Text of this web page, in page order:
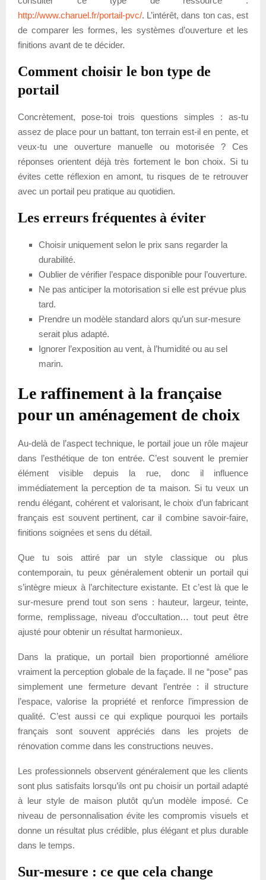
http://www.charuel.fr/portail-pvc/. L’intérêt, dans ton cas, est
de comparer les formes, les systèmes d’ouverture et les
finitions avant de te décider.
Comment choisir le bon type de
portail
Concrètement, pose-toi trois questions simples : as-tu
assez de place pour un battant, ton terrain est-il en pente, et
veux-tu une ouverture manuelle ou motorisée ? Ces
réponses orientent déjà très fortement le bon choix. Si tu
évites cette réflexion en amont, tu risques de te retrouver
avec un portail peu pratique au quotidien.
Les erreurs fréquentes à éviter
Choisir uniquement selon le prix sans regarder la
durabilité.
Oublier de vérifier l’espace disponible pour l’ouverture.
Ne pas anticiper la motorisation si elle est prévue plus
tard.
Prendre un modèle standard alors qu’un sur-mesure
serait plus adapté.
Ignorer l’exposition au vent, à l’humidité ou au sel
marin.
Le raffinement à la française
pour un aménagement de choix
Au-delà de l’aspect technique, le portail joue un rôle majeur
dans l’esthétique de ton entrée. C’est souvent le premier
élément visible depuis la rue, donc il influence
immédiatement la perception de ta maison. Si tu veux un
rendu élégant, cohérent et valorisant, le choix d’un fabricant
français est souvent pertinent, car il combine savoir-faire,
finitions soignées et sens du détail.
Que tu sois attiré par un style classique ou plus
contemporain, tu peux généralement obtenir un portail qui
s’intègre mieux à l’architecture existante. Et c’est là que le
sur-mesure prend tout son sens : hauteur, largeur, teinte,
forme, remplissage, niveau d’occultation… tout peut être
ajusté pour obtenir un résultat harmonieux.
Dans la pratique, un portail bien proportionné améliore
vraiment la perception globale de la façade. Il ne “pose” pas
simplement une fermeture devant l’entrée : il structure
l’espace, valorise la propriété et renforce l’impression de
qualité. C’est aussi ce qui explique pourquoi les portails
français sont souvent appréciés dans les projets de
rénovation comme dans les constructions neuves.
Les professionnels observent généralement que les clients
sont plus satisfaits lorsqu’ils ont pu choisir un portail adapté
à leur style de maison plutôt qu’un modèle imposé. Ce
niveau de personnalisation évite les compromis visuels et
donne un résultat plus crédible, plus élégant et plus durable
dans le temps.
Sur-mesure : ce que cela change